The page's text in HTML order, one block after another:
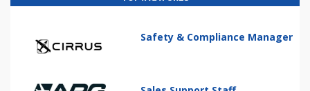
Safety & Compliance Manager